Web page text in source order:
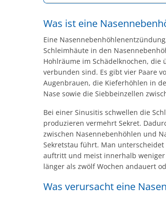
Was ist eine
Eine
Schleimhäute in den
Hohlräume im Schädelknochen,
verbunden sind. Es gibt vier Paare
Augenbrauen, die Kieferhöhlen in
Nase sowie die Siebbeinzellen
Bei einer Sinusitis schwellen die
produzieren vermehrt Sekret.
zwischen Nasennebenhöhlen und
Sekretstau führt. Man
auftritt und meist innerhalb
länger als zwölf Wochen andauert
Was verursacht eine